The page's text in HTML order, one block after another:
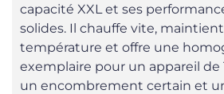
capacité XXL et ses
solides. Il chauffe vite,
température et offre une
exemplaire pour un appareil de
un encombrement certain et